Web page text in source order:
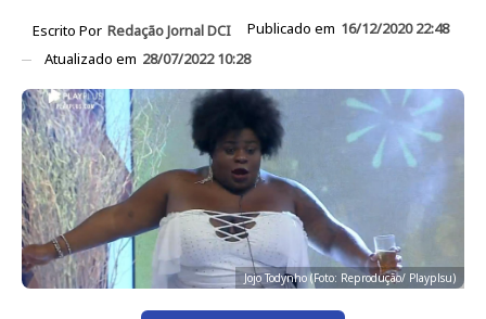
Escrito Por Redação Jornal DCI Publicado em 16/12/2020 22:48
Atualizado em 28/07/2022 10:28
Jojo Todynho (Foto: Reprodução/ Playplsu)